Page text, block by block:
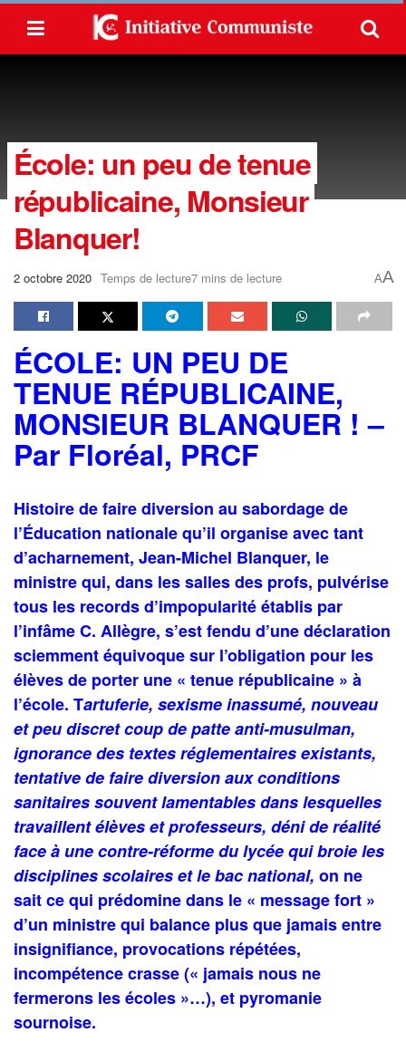
École: un peu de tenue
républicaine, Monsieur
Blanquer!
2 octobre 2020 Temps de lecture7 mins de lecture AA
ÉCOLE: UN PEU DE
TENUE RÉPUBLICAINE,
MONSIEUR BLANQUER ! –
Par Floréal, PRCF
Histoire de faire diversion au sabordage de
l’Éducation nationale qu’il organise avec tant
d’acharnement, Jean-Michel Blanquer, le
ministre qui, dans les salles des profs, pulvérise
tous les records d’impopularité établis par
l’infâme C. Allègre, s’est fendu d’une déclaration
sciemment équivoque sur l’obligation pour les
élèves de porter une « tenue républicaine » à
l’école. Tartuferie, sexisme inassumé, nouveau
et peu discret coup de patte anti-musulman,
ignorance des textes réglementaires existants,
tentative de faire diversion aux conditions
sanitaires souvent lamentables dans lesquelles
travaillent élèves et professeurs, déni de réalité
face à une contre-réforme du lycée qui broie les
disciplines scolaires et le bac national, on ne
sait ce qui prédomine dans le « message fort »
d’un ministre qui balance plus que jamais entre
insignifiance, provocations répétées,
incompétence crasse (« jamais nous ne
fermerons les écoles »…), et pyromanie
sournoise.